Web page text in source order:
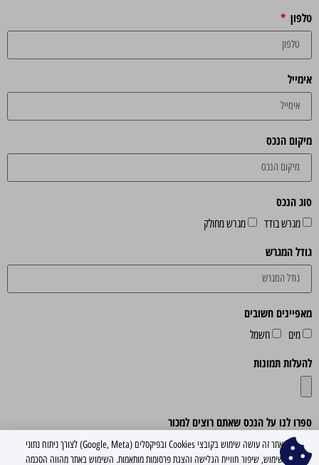
טלפון
אימייל
מיקום הנכס
סוג הנכס
מגרש בודד מגרש מחולק
גודל המגרש
מאפיינים חשובים
מים חשמל
להעלות תמונות
ספרו לנו על הנכס שאתם רוצים למכור
אתר זה עושה שימוש בקובצי Cookies ובפיקסלים (Google, Meta) לצורך ניתוח נתוני
שימוש, שיפור חוויית הגלישה והצגת פרסומות מותאמות. השימוש באתר מהווה הסכמה